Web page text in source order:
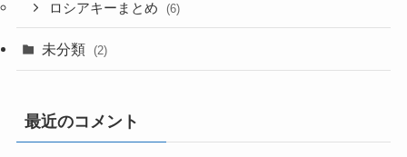
ロシアキーまとめ (6)
未分類 (2)
最近のコメント